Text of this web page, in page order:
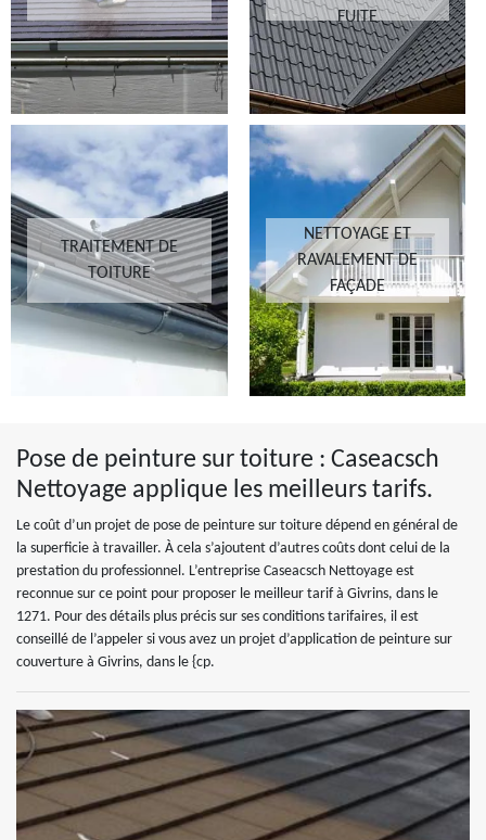
FUITE
TRAITEMENT DE
TOITURE
NETTOYAGE ET
RAVALEMENT DE
FAÇADE
Pose de peinture sur toiture : Caseacsch
Nettoyage applique les meilleurs tarifs.
Le coût d’un projet de pose de peinture sur toiture dépend en général de
la superficie à travailler. À cela s’ajoutent d’autres coûts dont celui de la
prestation du professionnel. L’entreprise Caseacsch Nettoyage est
reconnue sur ce point pour proposer le meilleur tarif à Givrins, dans le
1271. Pour des détails plus précis sur ses conditions tarifaires, il est
conseillé de l’appeler si vous avez un projet d’application de peinture sur
couverture à Givrins, dans le {cp.